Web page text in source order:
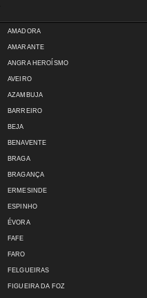
AMADORA
AMARANTE
ANGRA HEROÍSMO
AVEIRO
AZAMBUJA
BARREIRO
BEJA
BENAVENTE
BRAGA
BRAGANÇA
ERMESINDE
ESPINHO
ÉVORA
FAFE
FARO
FELGUEIRAS
FIGUEIRA DA FOZ